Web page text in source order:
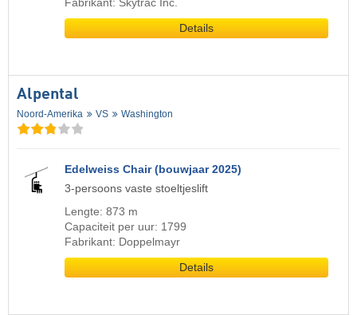
Fabrikant: Skytrac Inc.
Details
Alpental
Noord-Amerika VS Washington
Edelweiss Chair (bouwjaar 2025)
3-persoons vaste stoeltjeslift
Lengte: 873 m
Capaciteit per uur: 1799
Fabrikant: Doppelmayr
Details